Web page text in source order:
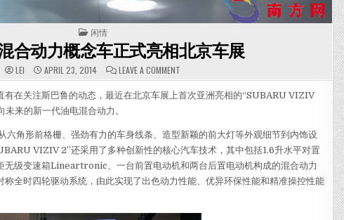
POSTED IN
闲情
合动力概念车正式亮相北京车展
LEI APRIL 23, 2014 LEAVE A COMMENT ON 斯巴鲁混合动力概念车正式亮相北京车展
有在关注斯巴鲁的动态，最近在北京车展上首次亚洲亮相的“SUBARU VIZIV
来的新一代油电混合动力。
形前格栅、强劲有力的车身线条、造型新颖的前大灯等外观细节到内饰设
VIZIV 2”还采用了多种创新性的核心汽车技术，其中包括1.6升水平对置
无级变速箱Lineartronic、一台前置电动机和两台后置电动机构成的混合动力
称全时四轮驱动系统，由此实现了出色动力性能、优异环保性能和精准操控性能